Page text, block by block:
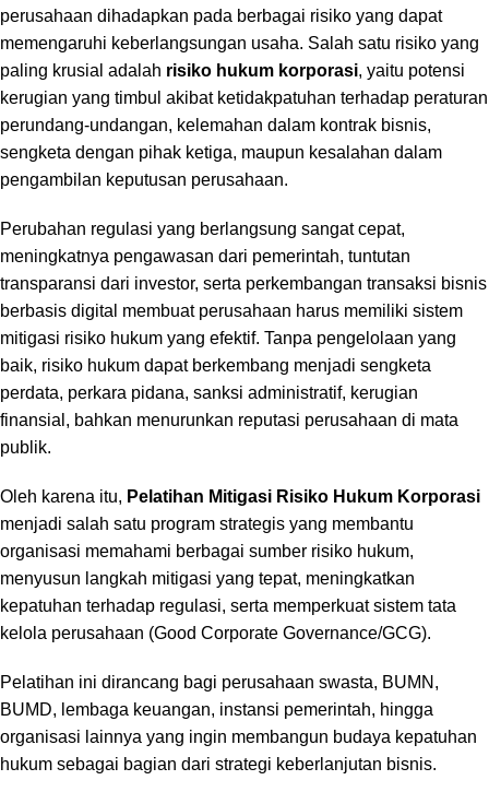
perusahaan dihadapkan pada berbagai risiko yang dapat
memengaruhi keberlangsungan usaha. Salah satu risiko yang
paling krusial adalah risiko hukum korporasi, yaitu potensi
kerugian yang timbul akibat ketidakpatuhan terhadap peraturan
perundang-undangan, kelemahan dalam kontrak bisnis,
sengketa dengan pihak ketiga, maupun kesalahan dalam
pengambilan keputusan perusahaan.
Perubahan regulasi yang berlangsung sangat cepat,
meningkatnya pengawasan dari pemerintah, tuntutan
transparansi dari investor, serta perkembangan transaksi bisnis
berbasis digital membuat perusahaan harus memiliki sistem
mitigasi risiko hukum yang efektif. Tanpa pengelolaan yang
baik, risiko hukum dapat berkembang menjadi sengketa
perdata, perkara pidana, sanksi administratif, kerugian
finansial, bahkan menurunkan reputasi perusahaan di mata
publik.
Oleh karena itu, Pelatihan Mitigasi Risiko Hukum Korporasi
menjadi salah satu program strategis yang membantu
organisasi memahami berbagai sumber risiko hukum,
menyusun langkah mitigasi yang tepat, meningkatkan
kepatuhan terhadap regulasi, serta memperkuat sistem tata
kelola perusahaan (Good Corporate Governance/GCG).
Pelatihan ini dirancang bagi perusahaan swasta, BUMN,
BUMD, lembaga keuangan, instansi pemerintah, hingga
organisasi lainnya yang ingin membangun budaya kepatuhan
hukum sebagai bagian dari strategi keberlanjutan bisnis.